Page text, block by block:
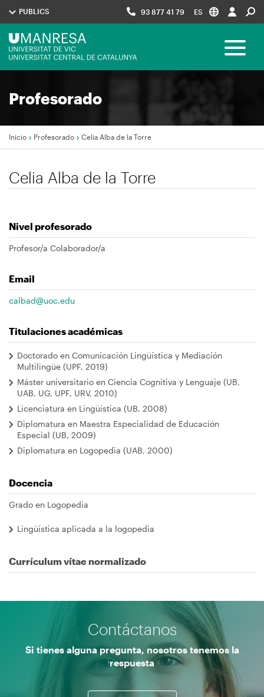
principal
Menú
UManresa
PUBLICS 93 877 41 79 ES
Navegació
Toggle
Profesorado
enlaces
a
la
Inicio Profesorado Celia Alba de la Torre
Celia Alba de la Torre
Nivel profesorado
Profesor/a Colaborador/a
Email
calbad@uoc.edu
Titulaciones académicas
Doctorado en Comunicación Lingüística y Mediación
Multilingüe (UPF, 2019)
Máster universitario en Ciencia Cognitiva y Lenguaje (UB,
UAB, UG, UPF, URV, 2010)
Licenciatura en Lingüística (UB, 2008)
Diplomatura en Maestra Especialidad de Educación
Especial (UB, 2009)
Diplomatura en Logopedia (UAB, 2000)
Docencia
Grado en Logopedia
Lingüística aplicada a la logopedia
Currículum vítae normalizado
Contáctanos
Si tienes alguna pregunta, nosotros tenemos la
respuesta